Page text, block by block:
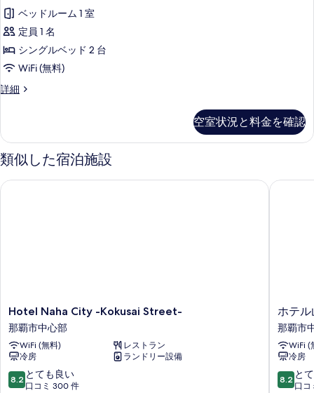
ベッドルーム 1 室
定員 1 名
シングルベッド 2 台
WiFi (無料)
詳細
エ
ー
ツ
イ
ル
空室状況と料金を確認
類似した宿泊施設
Hotel
Naha
City
-
Kokusai
Street-
那
Hotel Naha City -Kokusai Street-
那覇市中心部
WiFi (無料)
レストラン
冷房
ランドリー設備
10
段
8.2 とても良い
口コミ 300 件
Hotel Naha City -Kokusai Street-
ホ
テ
ル
山
の
内
那
ホテ
那覇市
WiFi (
冷房
10
段
8.2 と
口コ
ホテル